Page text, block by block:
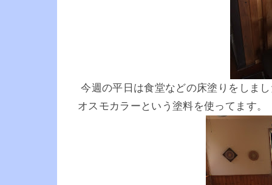
今週の平日は食堂などの床塗りをしま
オスモカラーという塗料を使ってます。